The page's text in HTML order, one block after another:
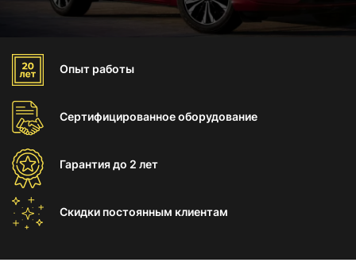
Опыт работы
Сертифицированноеоборудование
Гарантиядо 2 лет
Скидки постоянным клиентам